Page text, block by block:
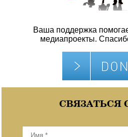
Ваша поддержка
медиапроекты.
СВЯЗАТЬСЯ